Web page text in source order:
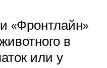
«Фронтлайн»
в
или у